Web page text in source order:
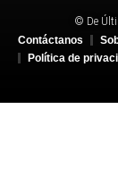
© De
Contáctanos
Política de